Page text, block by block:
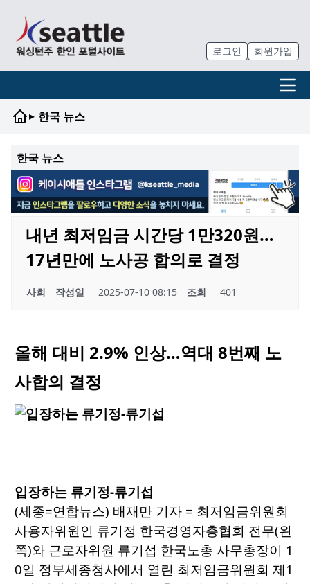
로그인 회원가입
▸ 한국 뉴스
한국 뉴스
내년 최저임금 시간당 1만320원…
17년만에 노사공 합의로 결정
사회 작성일 2025-07-10 08:15 조회 401
올해 대비 2.9% 인상…역대 8번째 노
사합의 결정
입장하는 류기정-류기섭
(세종=연합뉴스) 배재만 기자 = 최저임금위원회
사용자위원인 류기정 한국경영자총협회 전무(왼
쪽)와 근로자위원 류기섭 한국노총 사무총장이 1
0일 정부세종청사에서 열린 최저임금위원회 제1